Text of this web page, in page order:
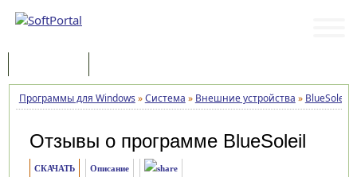
Программы для Windows »Система » Внешние устройства » BlueSoleil
Отзывы о программе BlueSoleil
СКАЧАТЬ Описание